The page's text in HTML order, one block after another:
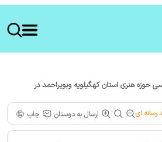
حوزه هنری استان کهگیلویه وبویراحمد در
رسانه ای ارسال به دوستان چاپ